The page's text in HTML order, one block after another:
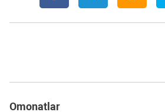
Omonatlar